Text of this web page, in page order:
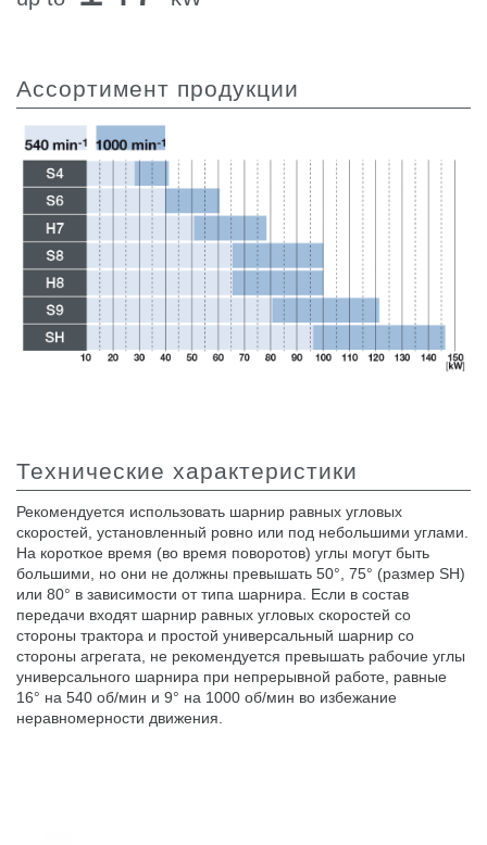
Ассортимент продукции
Технические характеристики
Рекомендуется использовать шарнир равных угловых
скоростей, установленный ровно или под небольшими углами.
На короткое время (во время поворотов) углы могут быть
большими, но они не должны превышать 50°, 75° (размер SH)
или 80° в зависимости от типа шарнира. Если в состав
передачи входят шарнир равных угловых скоростей со
стороны трактора и простой универсальный шарнир со
стороны агрегата, не рекомендуется превышать рабочие углы
универсального шарнира при непрерывной работе, равные
16° на 540 об/мин и 9° на 1000 об/мин во избежание
неравномерности движения.